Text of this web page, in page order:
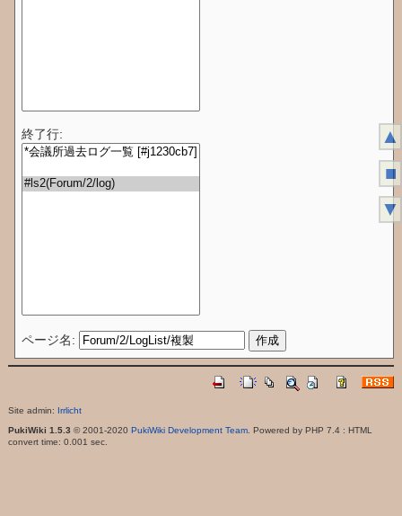
終了行:
ページ名:
Site admin: Irrlicht
PukiWiki 1.5.3 © 2001-2020 PukiWiki Development Team. Powered by PHP 7.4 : HTML
convert time: 0.001 sec.
▲
■
▼